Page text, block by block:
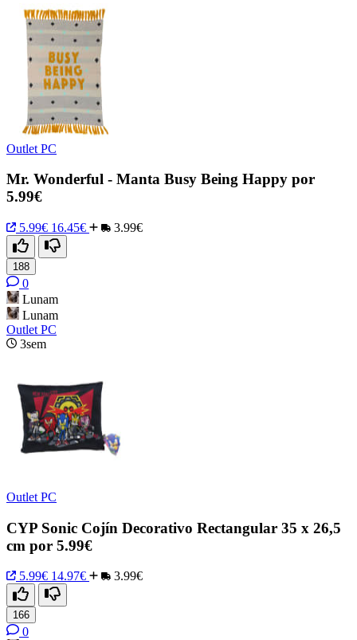
Outlet PC
Mr. Wonderful - Manta Busy Being Happy por
5.99€
5.99€ 16.45€ 3.99€
188
0
Lunam
Lunam
Outlet PC
3sem
Outlet PC
CYP Sonic Cojín Decorativo Rectangular 35 x 26,5
cm por 5.99€
5.99€ 14.97€ 3.99€
166
0